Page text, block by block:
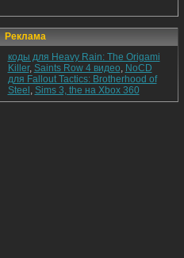
Реклама
коды для Heavy Rain: The Origami
Killer, Saints Row 4 видео, NoCD
для Fallout Tactics: Brotherhood of
Steel , Sims 3, the на Xbox 360